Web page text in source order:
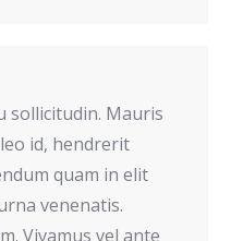
sollicitudin. Mauris
id, hendrerit
quam in elit
venenatis.
Vivamus vel ante